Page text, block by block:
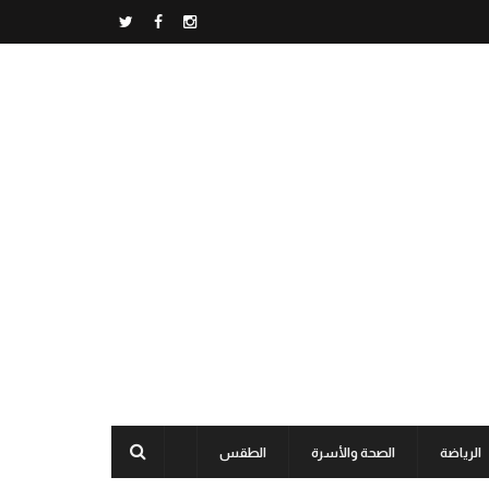
الرياضة الصحة والأسرة الطقس